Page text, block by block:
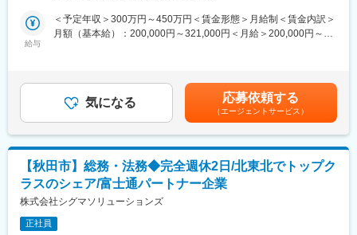
■教育体制
先輩社員がシステムの扱い方やネットワークの基礎から丁寧に指
当社は富士通パートナーとして北東北で特に高いシェアを誇り、
業界としてもニーズが高い成長産業です。
昨今はセキュリティの重要度が高まっており、医療機関へ特化し
たセキュアなネットワーク環境の提案にも注力しています。
当社では医療システム、介護システム、歯科医院向けのシステム
などの販社として、ヘルスケア領域におけるITシステム導入での
地域貢献を行っております。
また自社開発製品である調剤薬局向けシステム「ElixirS」は、代
理店を通じて全国の調剤薬局に導入されております。
■魅力
・青森や秋田などの東北北部地域にて、医療機関向けシステムの
■開発環境：NET, C#, VB, SQLなど
す。
タブレット薬歴をはじめ、シグマコネクト（新薬情報や操作マニ
ュアル、イベントの開催案内まで、様々な情報をメニュー画面か
らお知らせ）などの新機能を多数搭載。
クラウド版薬歴や本部管理システムなどのチェーン薬局向け機能
も充実。
給与
＜予定年収＞300万円～450万円＜賃金形態＞月給制＜賃金内訳＞
月額（基本給）：200,000円～321,000円＜月給＞200,000円～
気になる 応募依頼する
（エージェントサービス）
【秋田市】総務・法務◆完全週休2日/北東北でトップク
ラスのシェア/富士通パートナー企業
株式会社シグマソリューションズ
正社員